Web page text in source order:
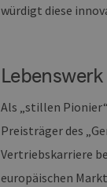
würdigt diese
Lebenswerk
Als „stillen
Preisträger des
Vertriebskarriere
europäischen